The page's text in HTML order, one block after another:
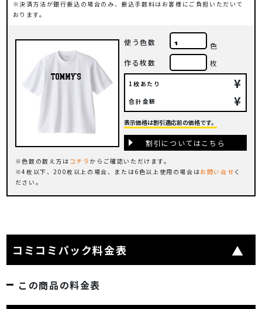
決済方法が銀行振込の場合のみ、振込手数料はお客様にご負担いただいて
おります。
使う色数
色
作る枚数
枚
1枚あたり ¥
合計金額 ¥
色数の数え方は コチラからご確認いただけます。
4枚以下、200枚以上の場合、または6色以上使用の場合はお問い合せ く
ださい。
表示価格は割引適応前の価格です。
割引についてはこちら
コミコミパック料金表
この商品の料金表